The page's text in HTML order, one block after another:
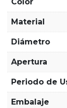
Material
Diámetro
Apertura
Periodo de
Embalaje